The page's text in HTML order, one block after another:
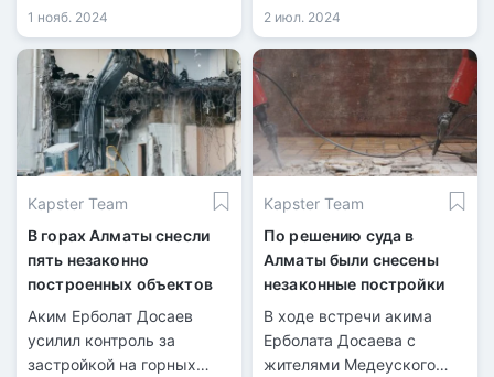
продолжает снос
незаконных построек,
возведённых с
нарушениями. Очередная
проверка выявила
нарушения в
строительстве объектов.
1 нояб. 2024
провели пресс-
конференцию, на которой
сообщили о попытке
рейдерского захвата.
2 июл. 2024
Kapster Team
В горах Алматы снесли
пять незаконно
построенных объектов
Аким Ерболат Досаев
усилил контроль за
застройкой на горных
Kapster Team
По решению суда в
Алматы были снесены
незаконные постройки
В ходе встречи акима
Ерболата Досаева с
жителями Медеуского